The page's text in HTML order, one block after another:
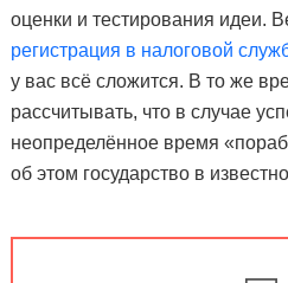
оценки и тестирования идеи.
регистрация в налоговой
у вас всё сложится. В то же
рассчитывать, что в случае
неопределённое время
об этом государство в